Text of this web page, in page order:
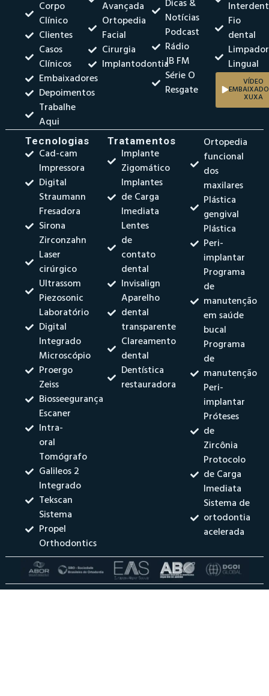
Corpo
Clínico
Clientes
Casos
Clínicos
Embaixadores
Depoimentos
Trabalhe
Aqui
Avançada
Ortopedia
Facial
Cirurgia
Implantodontia
Dicas &
Notícias
Podcast
Rádio
JB FM
Série O
Resgate
Fio
dental
Limpador
Lingual
VÍDEO
XUXA
Tecnologias
Cad-cam
Impressora
Digital
Straumann
Fresadora
Sirona
Zirconzahn
Laser
cirúrgico
Ultrassom
Piezosonic
Laboratório
Digital
Integrado
Microscópio
Proergo
Zeiss
Biosseegurança
Escaner
Intra-
oral
Tomógrafo
Galileos 2
Integrado
Tekscan
Sistema
Propel
Orthodontics
Tratamentos
Implante
Zigomático
Implantes
de Carga
Imediata
Lentes
de
contato
dental
Invisalign
Aparelho
dental
transparente
Clareamento
dental
Dentística
restauradora
Ortopedia
funcional
dos
maxilares
Plástica
gengival
Plástica
Peri-
implantar
Programa
de
manutenção
em saúde
bucal
Programa
de
manutenção
Peri-
implantar
Próteses
de
Zircônia
Protocolo
de Carga
Imediata
Sistema de
ortodontia
acelerada